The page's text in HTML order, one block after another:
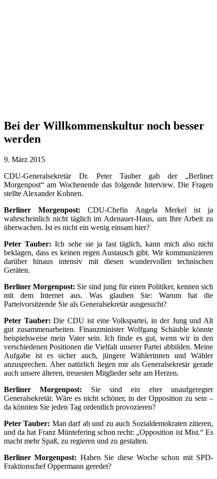
Bei der Willkommenskultur noch besser
werden
9. März 2015
CDU-Generalsekretär Dr. Peter Tauber gab der „Berliner
Morgenpost“ am Wochenende das folgende Interview. Die Fragen
stellte Alexander Kohnen.
Berliner Morgenpost: CDU-Chefin Angela Merkel ist ja
wahrscheinlich nicht täglich im Adenauer-Haus, um Ihre Arbeit zu
überwachen. Ist es nicht ein wenig einsam hier?
Peter Tauber: Ich sehe sie ja fast täglich, kann mich also nicht
beklagen, dass es keinen regen Austausch gibt. Wir kommunizieren
darüber hinaus intensiv mit diesen wundervollen technischen
Geräten.
Berliner Morgenpost: Sie sind jung für einen Politiker, kennen sich
mit dem Internet aus. Was glauben Sie: Warum hat die
Parteivorsitzende Sie als Generalsekretär ausgesucht?
Peter Tauber: Die CDU ist eine Volkspartei, in der Jung und Alt
gut zusammenarbeiten. Finanzminister Wolfgang Schäuble könnte
beispielsweise mein Vater sein. Ich finde es gut, wenn wir in den
verschiedenen Positionen die Vielfalt unserer Partei abbilden. Meine
Aufgabe ist es sicher auch, jüngere Wählerinnen und Wähler
anzusprechen. Aber natürlich liegen mir als Generalsekretär gerade
auch unsere älteren, treuesten Mitglieder sehr am Herzen.
Berliner Morgenpost: Sie sind ein eher unaufgeregter
Generalsekretär. Wäre es nicht schöner, in der Opposition zu sein –
da könnten Sie jeden Tag ordentlich provozieren?
Peter Tauber: Man darf ab und zu auch Sozialdemokraten zitieren,
und da hat Franz Müntefering schon recht: „Opposition ist Mist.“ Es
macht mehr Spaß, zu regieren und zu gestalten.
Berliner Morgenpost: Haben Sie diese Woche schon mit SPD-
Fraktionschef Oppermann geredet?